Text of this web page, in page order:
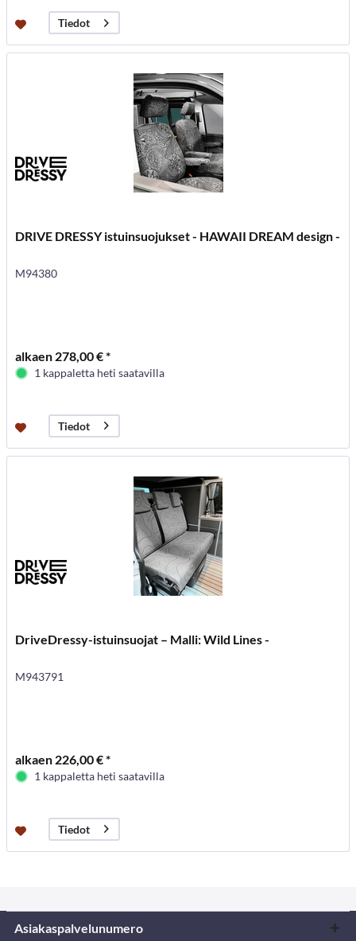
Tiedot
DRIVE DRESSY istuinsuojukset - HAWAII DREAM design -
M94380
alkaen 278,00 € *
1 kappaletta heti saatavilla
Tiedot
DriveDressy-istuinsuojat – Malli: Wild Lines -
M943791
alkaen 226,00 € *
1 kappaletta heti saatavilla
Tiedot
Asiakaspalvelunumero